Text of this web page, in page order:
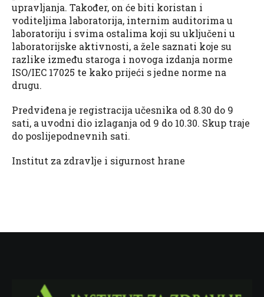
upravljanja. Također, on će biti koristan i
voditeljima laboratorija, internim auditorima u
laboratoriju i svima ostalima koji su uključeni u
laboratorijske aktivnosti, a žele saznati koje su
razlike između staroga i novoga izdanja norme
ISO/IEC 17025 te kako prijeći s jedne norme na
drugu.
Predviđena je registracija učesnika od 8.30 do 9
sati, a uvodni dio izlaganja od 9 do 10.30. Skup traje
do poslijepodnevnih sati.
​Institut za zdravlje i sigurnost hrane